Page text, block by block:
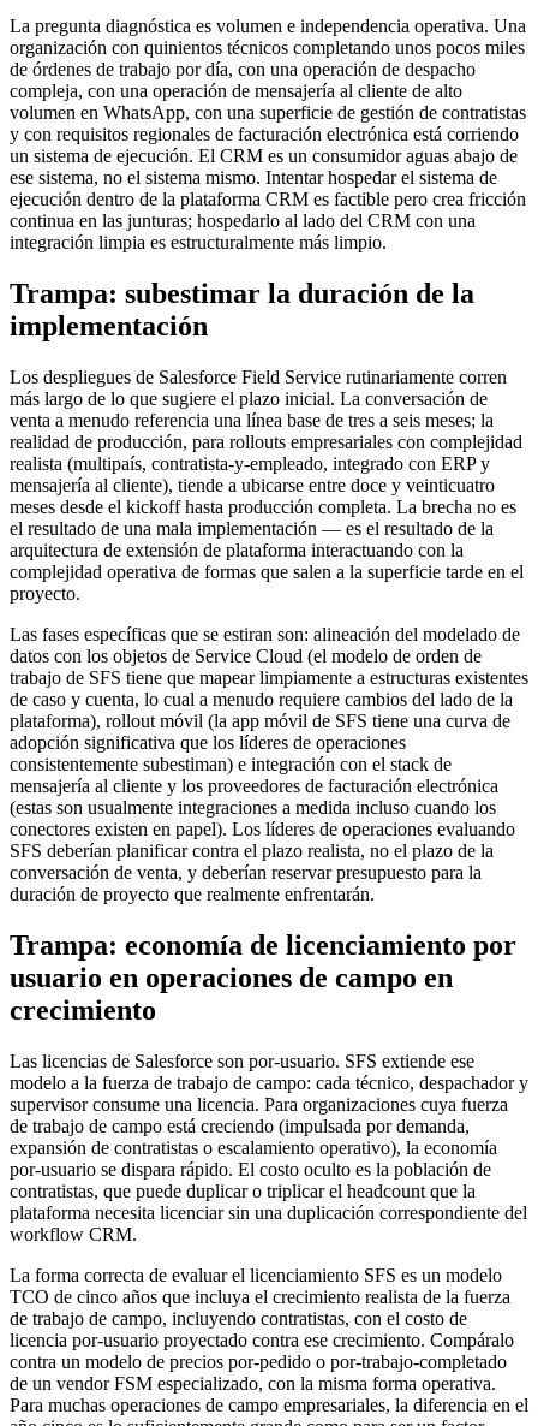
La pregunta diagnóstica es volumen e independencia operativa. Una
organización con quinientos técnicos completando unos pocos miles
de órdenes de trabajo por día, con una operación de despacho
compleja, con una operación de mensajería al cliente de alto
volumen en WhatsApp, con una superficie de gestión de contratistas
y con requisitos regionales de facturación electrónica está corriendo
un sistema de ejecución. El CRM es un consumidor aguas abajo de
ese sistema, no el sistema mismo. Intentar hospedar el sistema de
ejecución dentro de la plataforma CRM es factible pero crea fricción
continua en las junturas; hospedarlo al lado del CRM con una
integración limpia es estructuralmente más limpio.
Trampa: subestimar la duración de la
implementación
Los despliegues de Salesforce Field Service rutinariamente corren
más largo de lo que sugiere el plazo inicial. La conversación de
venta a menudo referencia una línea base de tres a seis meses; la
realidad de producción, para rollouts empresariales con complejidad
realista (multipaís, contratista-y-empleado, integrado con ERP y
mensajería al cliente), tiende a ubicarse entre doce y veinticuatro
meses desde el kickoff hasta producción completa. La brecha no es
el resultado de una mala implementación — es el resultado de la
arquitectura de extensión de plataforma interactuando con la
complejidad operativa de formas que salen a la superficie tarde en el
proyecto.
Las fases específicas que se estiran son: alineación del modelado de
datos con los objetos de Service Cloud (el modelo de orden de
trabajo de SFS tiene que mapear limpiamente a estructuras existentes
de caso y cuenta, lo cual a menudo requiere cambios del lado de la
plataforma), rollout móvil (la app móvil de SFS tiene una curva de
adopción significativa que los líderes de operaciones
consistentemente subestiman) e integración con el stack de
mensajería al cliente y los proveedores de facturación electrónica
(estas son usualmente integraciones a medida incluso cuando los
conectores existen en papel). Los líderes de operaciones evaluando
SFS deberían planificar contra el plazo realista, no el plazo de la
conversación de venta, y deberían reservar presupuesto para la
duración de proyecto que realmente enfrentarán.
Trampa: economía de licenciamiento por
usuario en operaciones de campo en
crecimiento
Las licencias de Salesforce son por-usuario. SFS extiende ese
modelo a la fuerza de trabajo de campo: cada técnico, despachador y
supervisor consume una licencia. Para organizaciones cuya fuerza
de trabajo de campo está creciendo (impulsada por demanda,
expansión de contratistas o escalamiento operativo), la economía
por-usuario se dispara rápido. El costo oculto es la población de
contratistas, que puede duplicar o triplicar el headcount que la
plataforma necesita licenciar sin una duplicación correspondiente del
workflow CRM.
La forma correcta de evaluar el licenciamiento SFS es un modelo
TCO de cinco años que incluya el crecimiento realista de la fuerza
de trabajo de campo, incluyendo contratistas, con el costo de
licencia por-usuario proyectado contra ese crecimiento. Compáralo
contra un modelo de precios por-pedido o por-trabajo-completado
de un vendor FSM especializado, con la misma forma operativa.
Para muchas operaciones de campo empresariales, la diferencia en el